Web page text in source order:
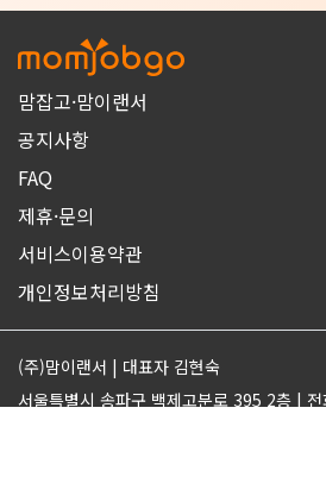
맘잡고·맘이랜서
공지사항
FAQ
제휴·문의
서비스이용약관
개인정보처리방침
(주)맘이랜서 | 대표자 김현숙
서울특별시 송파구 백제고분로 395 2층 |